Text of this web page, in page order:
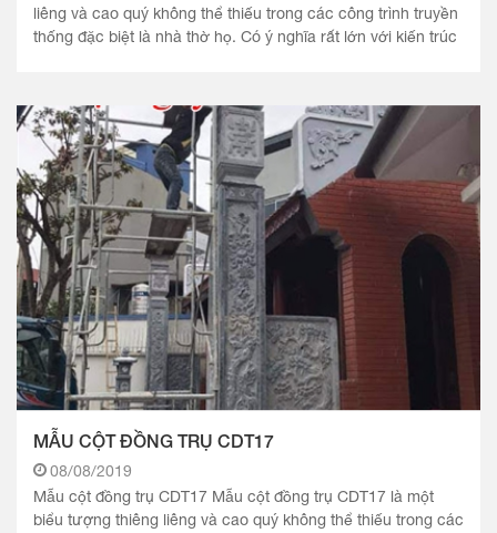
liêng và cao quý không thể thiếu trong các công trình truyền
thống đặc biệt là nhà thờ họ. Có ý nghĩa rất lớn với kiến trúc
MẪU CỘT ĐỒNG TRỤ CDT17
08/08/2019
Mẫu cột đồng trụ CDT17 Mẫu cột đồng trụ CDT17 là một
biểu tượng thiêng liêng và cao quý không thể thiếu trong các